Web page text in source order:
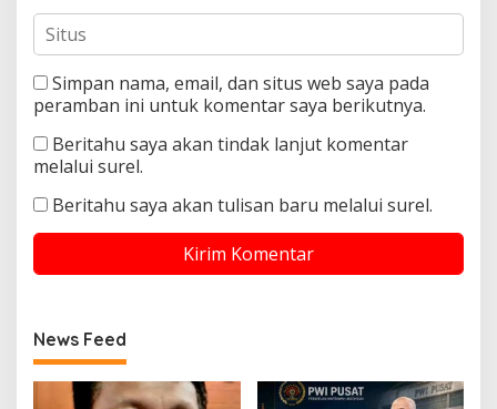
Simpan nama, email, dan situs web saya pada
peramban ini untuk komentar saya berikutnya.
Beritahu saya akan tindak lanjut komentar
melalui surel.
Beritahu saya akan tulisan baru melalui surel.
News Feed